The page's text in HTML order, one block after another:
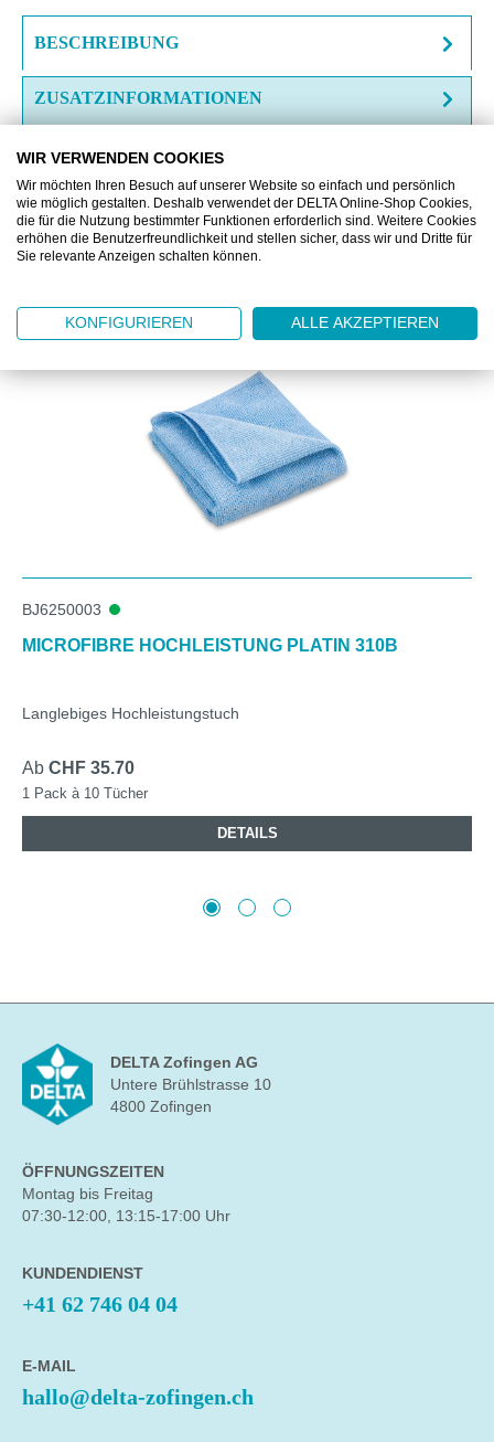
BESCHREIBUNG
ZUSATZINFORMATIONEN
BJ6250003
MICROFIBRE HOCHLEISTUNG PLATIN 310B
Langlebiges Hochleistungstuch
Ab CHF 35.70
1 Pack à 10 Tücher
DETAILS
DELTA Zofingen AG
Untere Brühlstrasse 10
4800 Zofingen
ÖFFNUNGSZEITEN
Montag bis Freitag
07:30-12:00, 13:15-17:00 Uhr
KUNDENDIENST
+41 62 746 04 04
E-MAIL
hallo@delta-zofingen.ch
WIR VERWENDEN COOKIES
Wir möchten Ihren Besuch auf unserer Website so einfach und persönlich
wie möglich gestalten. Deshalb verwendet der DELTA Online-Shop Cookies,
die für die Nutzung bestimmter Funktionen erforderlich sind. Weitere Cookies
erhöhen die Benutzerfreundlichkeit und stellen sicher, dass wir und Dritte für
Sie relevante Anzeigen schalten können.
KONFIGURIEREN ALLE AKZEPTIEREN